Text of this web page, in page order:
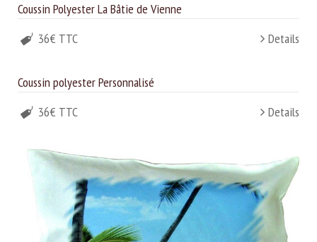
Coussin Polyester La Bâtie de Vienne
36€ TTC
Details
Coussin polyester Personnalisé
36€ TTC
Details